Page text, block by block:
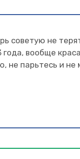
советую не
вообще
не парьтесь и